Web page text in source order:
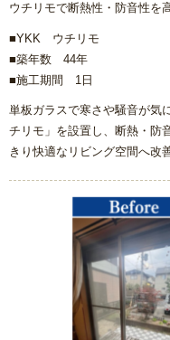
ウチリモで断熱性・防音性を
■YKK ウチリモ
■築年数 44年
■施工期間 1日
単板ガラスで寒さや騒音が気
チリモ」を設置し、断熱・防
きり快適なリビング空間へ改